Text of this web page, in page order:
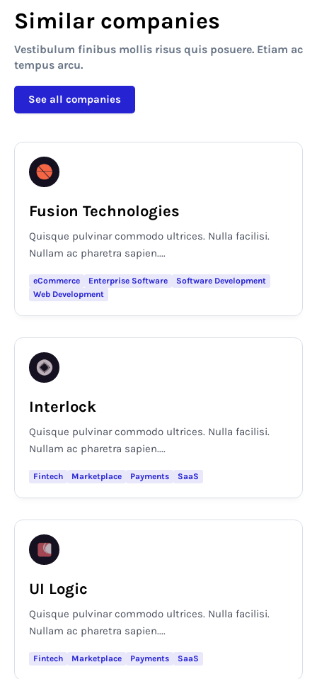
Similar companies
Vestibulum finibus mollis risus quis posuere. Etiam ac
tempus arcu.
See all companies
Fusion Technologies
Quisque pulvinar commodo ultrices. Nulla facilisi.
Nullam ac pharetra sapien....
eCommerce Enterprise Software
Software Development
Web Development
Interlock
Quisque pulvinar commodo ultrices. Nulla facilisi.
Nullam ac pharetra sapien....
Fintech Marketplace Payments SaaS
UI Logic
Quisque pulvinar commodo ultrices. Nulla facilisi.
Nullam ac pharetra sapien....
Fintech Marketplace Payments SaaS